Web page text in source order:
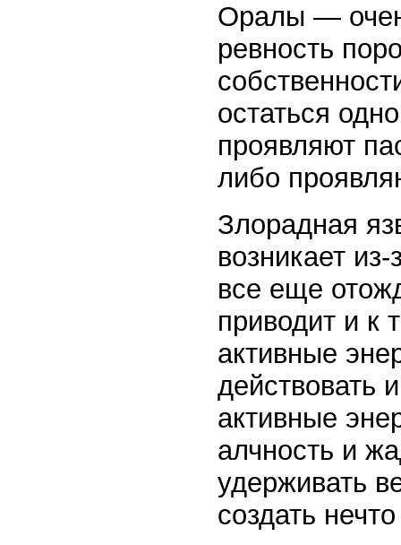
Оралы —
ревность
остаться
проявляют
либо
Злорадная
возникает
все еще
приводит и к
активные
действовать
активные
алчность и
удерживать
создать